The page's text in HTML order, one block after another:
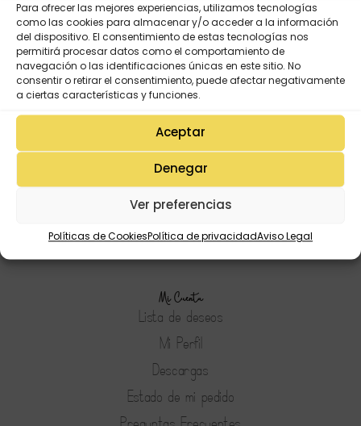
Para ofrecer las mejores experiencias, utilizamos tecnologías
como las cookies para almacenar y/o acceder a la información
del dispositivo. El consentimiento de estas tecnologías nos
permitirá procesar datos como el comportamiento de
navegación o las identificaciones únicas en este sitio. No
consentir o retirar el consentimiento, puede afectar negativamente
a ciertas características y funciones.
Aceptar
Denegar
Ver preferencias
Políticas de CookiesPolítica de privacidadAviso Legal
Mi Cuenta
Lista de deseos
Mi Perfil
Descargas
Estado de mi pedido